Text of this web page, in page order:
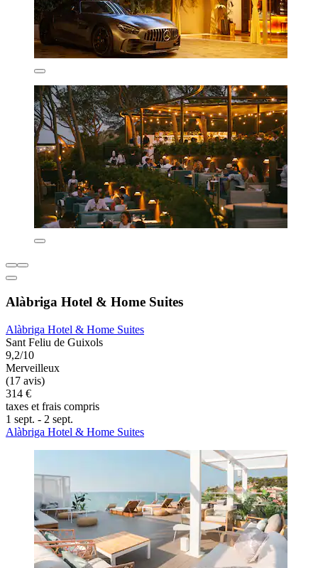
Alàbriga Hotel & Home Suites
Alàbriga Hotel & Home Suites
Sant Feliu de Guixols
9,2/10
Merveilleux
(17 avis)
314 €
taxes et frais compris
1 sept. - 2 sept.
Alàbriga Hotel & Home Suites